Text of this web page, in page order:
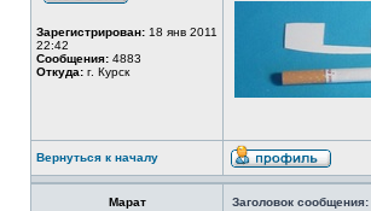
Зарегистрирован: 18 янв 2011
22:42
Сообщения: 4883
Откуда: г. Курск
Вернуться к началу
Марат Заголовок сообщения: